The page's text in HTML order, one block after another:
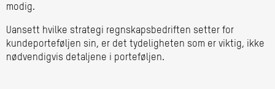
modig.
Uansett hvilke strategi regnskapsbedriften setter for
kundeporteføljen sin, er det tydeligheten som er viktig, ikke
nødvendigvis detaljene i porteføljen.